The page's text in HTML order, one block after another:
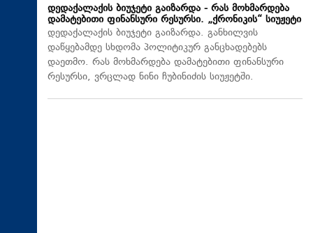
დედაქალაქის ბიუჯეტი გაიზარდა - რას მოხმარდება
დამატებითი ფინანსური რესურსი. „ქრონიკის“ სიუჟეტი
დედაქალაქის ბიუჯეტი გაიზარდა. განხილვის
დაწყებამდე სხდომა პოლიტიკურ განცხადებებს
დაეთმო. რას მოხმარდება დამატებითი ფინანსური
რესურსი, ვრცლად ნინი ჩუბინიძის სიუჟეტში.